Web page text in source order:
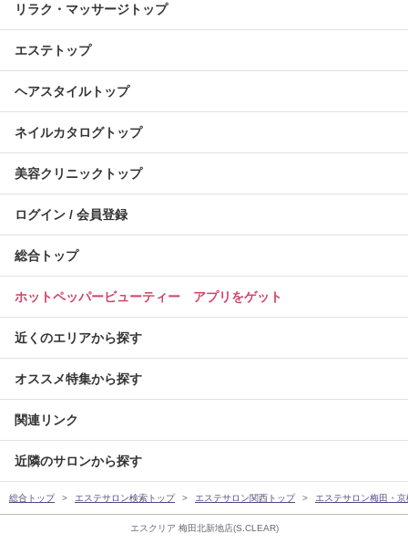
エスクリア 梅田北新地店(S.CLEAR)
リラク・マッサージトップ
エステトップ
ヘアスタイルトップ
ネイルカタログトップ
美容クリニックトップ
ログイン / 会員登録
総合トップ
ホットペッパービューティー アプリをゲット
近くのエリアから探す
オススメ特集から探す
関連リンク
近隣のサロンから探す
総合トップ エステサロン検索トップ エステサロン関西トップ エステサロン梅田・